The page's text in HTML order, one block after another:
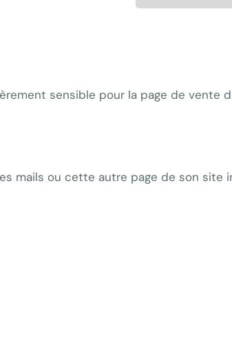
sensible pour la page de vente
mails ou cette autre page de son site